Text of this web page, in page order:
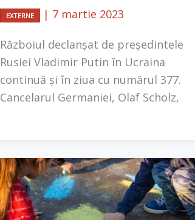
EXTERNE | 7 martie 2023
Războiul declanșat de președintele
Rusiei Vladimir Putin în Ucraina
continuă și în ziua cu numărul 377.
Cancelarul Germaniei, Olaf Scholz,